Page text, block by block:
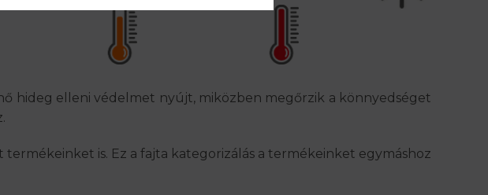
hideg elleni védelmet nyújt, miközben megőrzik a könnyedséget
is. Ez a fajta kategorizálás a termékeinket egymáshoz